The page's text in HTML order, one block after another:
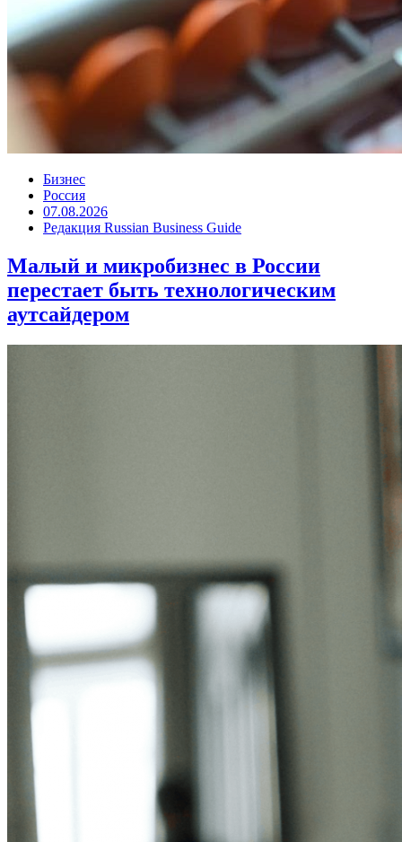
Бизнес
Россия
07.08.2026
Редакция Russian Business Guide
Малый и микробизнес в России
перестает быть технологическим
аутсайдером